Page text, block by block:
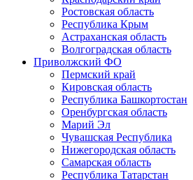
Ростовская область
Республика Крым
Астраханская область
Волгоградская область
Приволжский ФО
Пермский край
Кировская область
Республика Башкортостан
Оренбургская область
Марий Эл
Чувашская Республика
Нижегородская область
Самарская область
Республика Татарстан